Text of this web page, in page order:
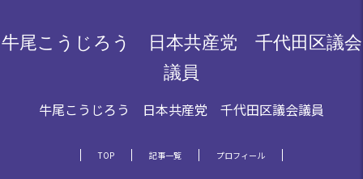
牛尾こうじろう 日本共産党 千代田区議会
議員
牛尾こうじろう 日本共産党 千代田区議会議員
TOP 記事一覧 プロフィール